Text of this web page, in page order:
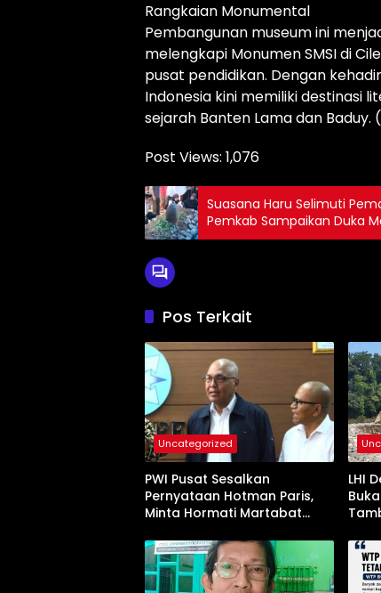
Rangkaian Monumental
Pembangunan museum ini
melengkapi Monumen SMSI di
pusat pendidikan. Dengan
Indonesia kini memiliki destinasi
sejarah Banten Lama dan Baduy.
Post Views: 1,076
Suasana Haru Selimuti
Pemkab Sampaikan Duka
Pos Terkait
Uncategorized
PWI Pusat Sesalkan
Pernyataan Hotman Paris,
Minta Hormati Martabat
Kemerdekaan Pers
LHI